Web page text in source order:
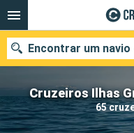
Cruzeiros Ilhas
65
Encontrar um
Quando ir?